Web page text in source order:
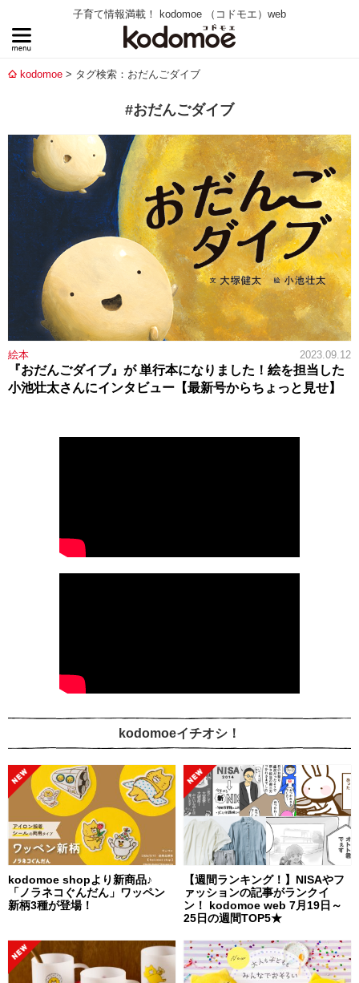
子育て情報満載！ kodomoe （コドモエ）web
kodomoe タグ検索：おだんごダイブ
#おだんごダイブ
絵本 2023.09.12
『おだんごダイブ』が 単行本になりました！絵を担当した
小池壮太さんにインタビュー【最新号からちょっと見せ】
kodomoeイチオシ！
kodomoe shopより新商品♪
「ノラネコぐんだん」ワッペン
新柄3種が登場！
【週間ランキング！】NISAやフ
ァッションの記事がランクイ
ン！ kodomoe web 7月19日～
25日の週間TOP5★